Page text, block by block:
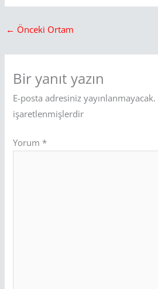
← Önceki Ortam
Bir yanıt yazın
E-posta adresiniz yayınlanmayacak.
işaretlenmişlerdir
Yorum *